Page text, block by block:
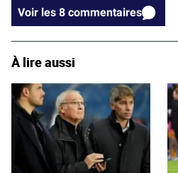
Voir les 8 commentaires
À lire aussi